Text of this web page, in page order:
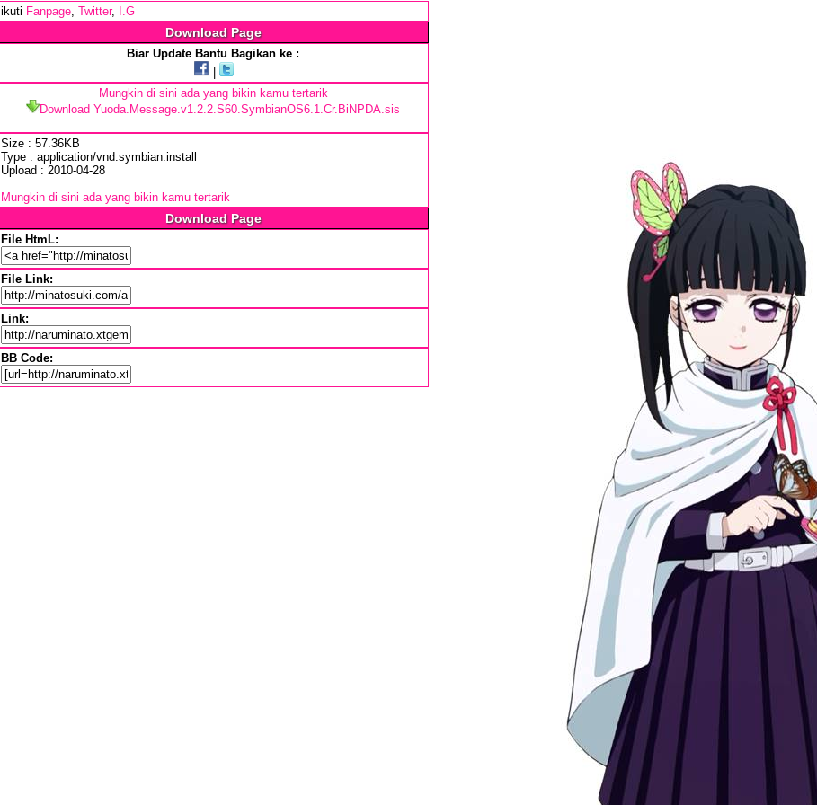
ikuti Fanpage, Twitter, I.G
Download Page
Biar Update Bantu Bagikan ke :
Mungkin di sini ada yang bikin kamu tertarik
Download Yuoda.Message.v1.2.2.S60.SymbianOS6.1.Cr.BiNPDA.sis
Size : 57.36KB
Type : application/vnd.symbian.install
Upload : 2010-04-28
Mungkin di sini ada yang bikin kamu tertarik
Download Page
File HtmL:
File Link:
Link:
BB Code: